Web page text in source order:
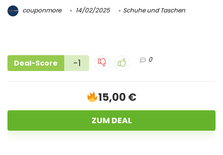
couponmore 14/02/2025 Schuhe und Taschen
Deal-Score -1 0
15,00 €
ZUM DEAL